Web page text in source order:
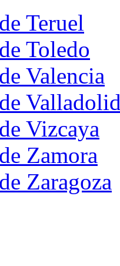
Teruel
Toledo
Valencia
Valladolid
Vizcaya
Zamora
Zaragoza